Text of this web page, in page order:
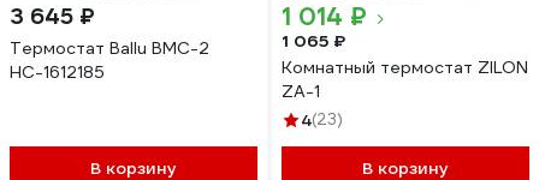
3 645 ₽
Термостат Ballu BMC-2
НС-1612185
В корзину
1 014 ₽
1 065 ₽
Комнатный термостат ZILON
ZA-1
4(23)
В корзину